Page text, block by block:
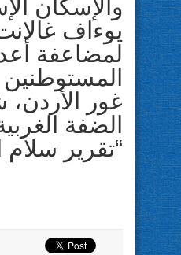
والإسكان
يوءاف
لمضاعفة
غور
الضفة
“تقرير سلام